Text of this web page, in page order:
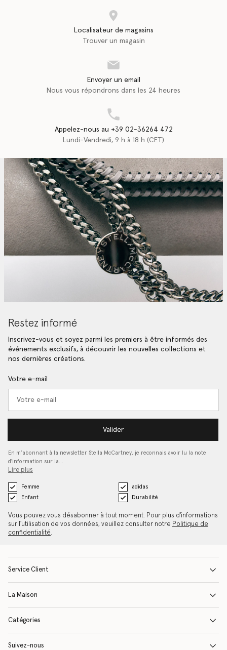
Localisateur de magasins
Trouver un magasin
Envoyer un email
Nous vous répondrons dans les 24 heures
Appelez-nous au +39 02-36264 472
Lundi-Vendredi, 9 h à 18 h (CET)
Restez informé
Inscrivez-vous et soyez parmi les premiers à être informés des
événements exclusifs, à découvrir les nouvelles collections et
nos dernières créations.
Votre e-mail
Valider
En m’abonnant à la newsletter Stella McCartney, je reconnais avoir lu la note
d'information sur la…
Lire plus
Femme
adidas
Enfant
Durabilité
Vous pouvez vous désabonner à tout moment. Pour plus d'informations
sur l'utilisation de vos données, veuillez consulter notre Politique de
confidentialité.
Service Client
La Maison
Catégories
Suivez-nous